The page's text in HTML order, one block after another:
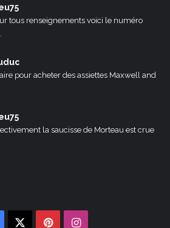
tous renseignements voici le numéro
pour acheter des assiettes Maxwell and
la saucisse de Morteau est crue
Facebook PinterestInstagram